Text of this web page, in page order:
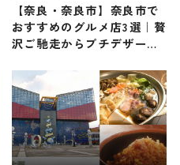
【奈良・奈良市】奈良市で
おすすめのグルメ店3選｜贅
沢ご馳走からプチデザート